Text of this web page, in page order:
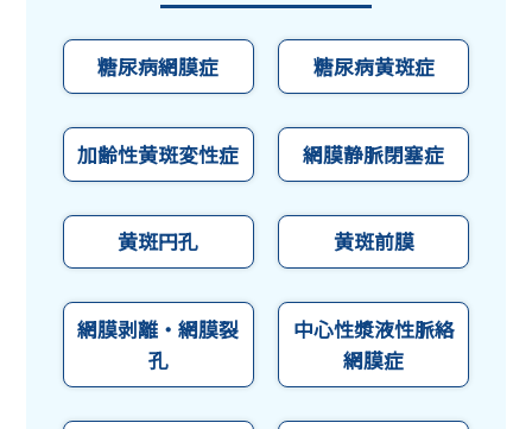
糖尿病網膜症 糖尿病黄斑症
加齢性黄斑変性症 網膜静脈閉塞症
黄斑円孔 黄斑前膜
網膜剥離・網膜裂
孔
中心性漿液性脈絡
網膜症